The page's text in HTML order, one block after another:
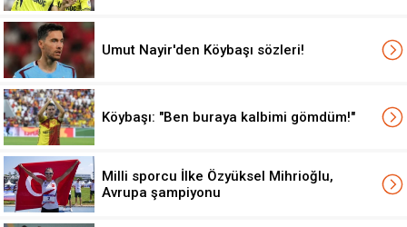
Umut Nayir'den Köybaşı sözleri!
Köybaşı: "Ben buraya kalbimi gömdüm!"
Milli sporcu İlke Özyüksel Mihrioğlu,
Avrupa şampiyonu